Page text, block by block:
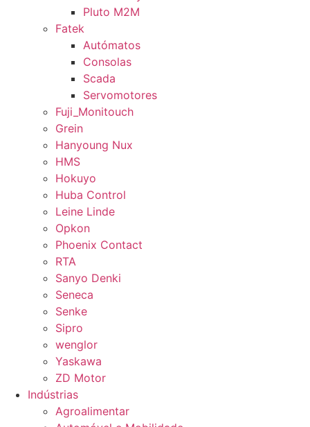
Pluto M2M
Fatek
Autómatos
Consolas
Scada
Servomotores
Fuji_Monitouch
Grein
Hanyoung Nux
HMS
Hokuyo
Huba Control
Leine Linde
Opkon
Phoenix Contact
RTA
Sanyo Denki
Seneca
Senke
Sipro
wenglor
Yaskawa
ZD Motor
Indústrias
Agroalimentar